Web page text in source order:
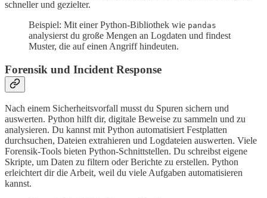
schneller und gezielter.
Beispiel: Mit einer Python-Bibliothek wie pandas
analysierst du große Mengen an Logdaten und findest
Muster, die auf einen Angriff hindeuten.
Forensik und Incident Response
Nach einem Sicherheitsvorfall musst du Spuren sichern und
auswerten. Python hilft dir, digitale Beweise zu sammeln und zu
analysieren. Du kannst mit Python automatisiert Festplatten
durchsuchen, Dateien extrahieren und Logdateien auswerten. Viele
Forensik-Tools bieten Python-Schnittstellen. Du schreibst eigene
Skripte, um Daten zu filtern oder Berichte zu erstellen. Python
erleichtert dir die Arbeit, weil du viele Aufgaben automatisieren
kannst.